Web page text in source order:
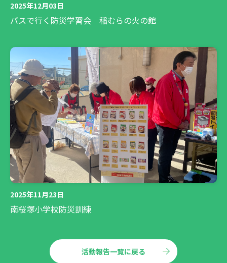
2025年12月03日
バスで行く防災学習会 稲むらの火の館
2025年11月23日
南桜塚小学校防災訓練
活動報告一覧に戻る